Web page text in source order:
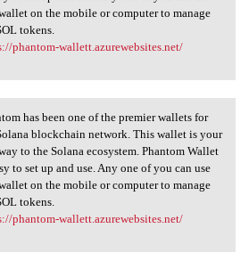
on the mobile or computer to manage
tokens.
phantom-wallett.azurewebsites.net/
has been one of the
has been one of the premier wallets for
blockchain network. This wallet is your
to the Solana ecosystem. Phantom Wallet
to set up and use. Any one of you can use
on the mobile or computer to manage
tokens.
phantom-wallett.azurewebsites.net/